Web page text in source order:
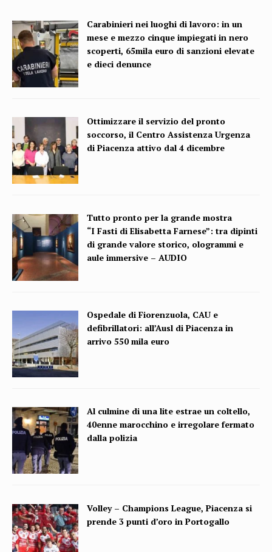
Carabinieri nei luoghi di lavoro: in un
mese e mezzo cinque impiegati in nero
scoperti, 65mila euro di sanzioni elevate
e dieci denunce
Ottimizzare il servizio del pronto
soccorso, il Centro Assistenza Urgenza
di Piacenza attivo dal 4 dicembre
Tutto pronto per la grande mostra
“I Fasti di Elisabetta Farnese”: tra dipinti
di grande valore storico, ologrammi e
aule immersive – AUDIO
Ospedale di Fiorenzuola, CAU e
defibrillatori: all’Ausl di Piacenza in
arrivo 550 mila euro
Al culmine di una lite estrae un coltello,
40enne marocchino e irregolare fermato
dalla polizia
Volley – Champions League, Piacenza si
prende 3 punti d’oro in Portogallo